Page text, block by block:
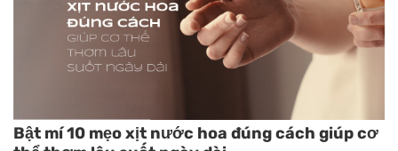
Bật mí 10 mẹo xịt nước hoa đúng cách giúp cơ